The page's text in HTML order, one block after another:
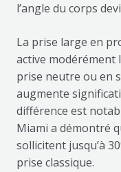
l’angle du corps
La prise large en
active modérément
prise neutre ou en
augmente
différence est
Miami a démontré
sollicitent jusqu’à
prise classique.